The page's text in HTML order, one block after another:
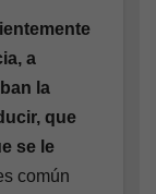
a
la
que
se le
común